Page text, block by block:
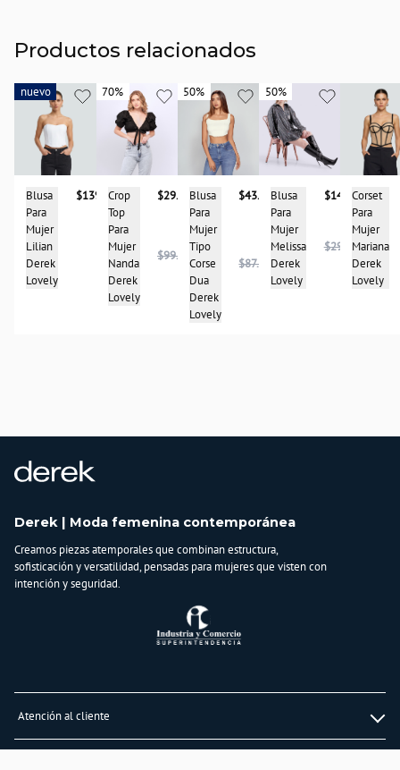
sensual sin perder elegancia. El corte tipo pañuelo al frente crea un efecto
moderno y favorecedor, ideal para elevar cualquier look.
País de origen:
COLOMBIA
Importador:
BAGUER SAS
Cuidado y Lavado
Lavar en máquina, no usar blanqueadores,lavar y secar con colores similares y
planchar a temperatura tibia
Composición:
98% POLIESTER
2% ELASTANO
Productos relacionados
nuevo
nuevo
Blusa
Para
Mujer
Lilian
Derek
Lovely
$139.900
70%
70%
Crop
Top
Para
Mujer
Nanda
Derek
Lovely
$29.950
$99.950
50%
50%
Blusa
Para
Mujer
Tipo
Corse
Dua
Derek
Lovely
$43.950
$87.900
50%
50%
Blusa
Para
Mujer
Melissa
Derek
Lovely
$148.975
$297.950
Corset
Para
Mujer
Mariana
Derek
Lovely
Derek | Moda femenina contemporánea
Creamos piezas atemporales que combinan estructura,
sofisticación y versatilidad, pensadas para mujeres que visten con
intención y seguridad.
Atención al cliente